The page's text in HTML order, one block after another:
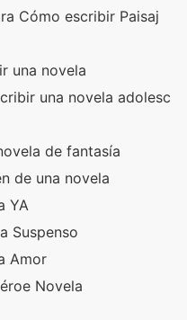
Cómo escribir Paisaj
una novela
una novela adolesc
de fantasía
de una novela
YA
Suspenso
Amor
Novela